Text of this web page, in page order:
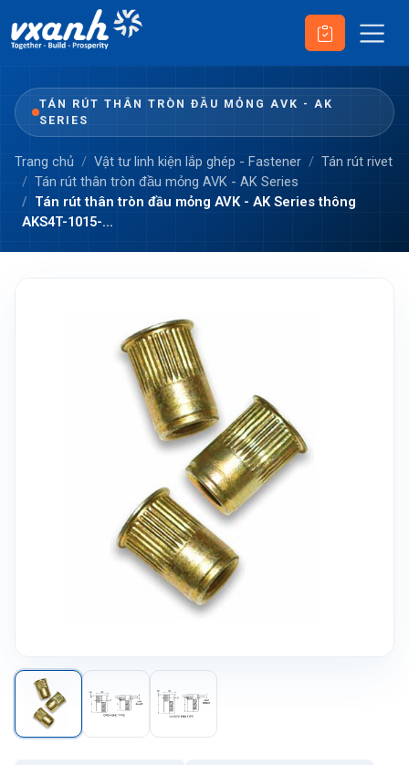
TÁN RÚT THÂN TRÒN ĐẦU MỎNG AVK - AK
SERIES
Trang chủ Vật tư linh kiện lắp ghép - Fastener
Tán rút rivet
Tán rút thân tròn đầu mỏng AVK - AK Series
Tán rút thân tròn đầu mỏng AVK - AK Series thông
AKS4T-1015-...